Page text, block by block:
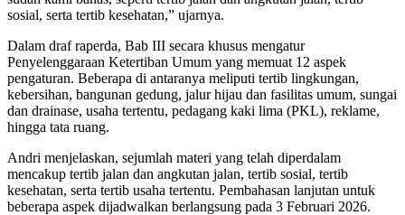
sosial, serta tertib kesehatan,” ujarnya.
Dalam draf raperda, Bab III secara khusus mengatur
Penyelenggaraan Ketertiban Umum yang memuat 12 aspek
pengaturan. Beberapa di antaranya meliputi tertib lingkungan,
kebersihan, bangunan gedung, jalur hijau dan fasilitas umum, sungai
dan drainase, usaha tertentu, pedagang kaki lima (PKL), reklame,
hingga tata ruang.
Andri menjelaskan, sejumlah materi yang telah diperdalam
mencakup tertib jalan dan angkutan jalan, tertib sosial, tertib
kesehatan, serta tertib usaha tertentu. Pembahasan lanjutan untuk
beberapa aspek dijadwalkan berlangsung pada 3 Februari 2026.